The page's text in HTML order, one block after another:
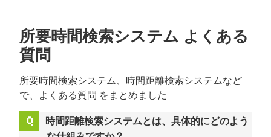
所要時間検索システム よくある
質問
所要時間検索システム、時間距離検索システムなど
で、よくある質問 をまとめました
時間距離検索システムとは、具体的にどのよう